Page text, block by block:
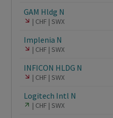
GAM Hldg N
CHF SWX
Implenia N
CHF SWX
INFICON HLDG N
CHF SWX
Logitech Intl N
CHF SWX